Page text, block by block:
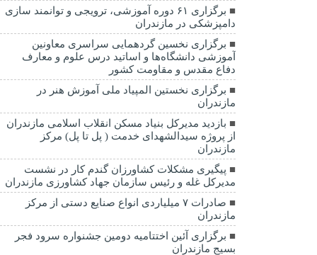
برگزاری ۶۱ دوره آموزشی، ترویجی و توانمند سازی
دامپزشکی در مازندران
برگزاری نخسین گردهمایی سراسری معاونین
آموزشی دانشگاه‌ها و اساتید درس علوم و معارف
دفاع مقدس و مقاومت کشور
برگزاری نخستین المپیاد ملی آموزش هنر در
مازندران
بازدید مدیرکل بنیاد مسکن انقلاب اسلامی مازندران
از پروژه سیدالشهدای خدمت ( پل تا پل) مرکز
مازندران
پیگیری مشکلات کشاورزان گندم کار در نشست
مدیرکل غله و رئیس سازمان جهاد کشاورزی مازندران
صادرات ۷ میلیاردی انواع صنایع دستی از مرکز
مازندران
برگزاری آئین اختتامیه دومین جشنواره سرود فجر
بسیج مازندران